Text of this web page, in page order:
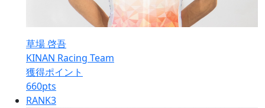
草場 啓吾
KINAN Racing Team
獲得ポイント
660pts
RANK3